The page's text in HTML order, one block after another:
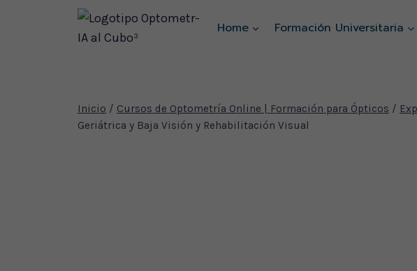
Home Formación Universitaria
Inicio / Cursos de Optometría Online | Formación para Ópticos /
Geriátrica y Baja Visión y Rehabilitación Visual